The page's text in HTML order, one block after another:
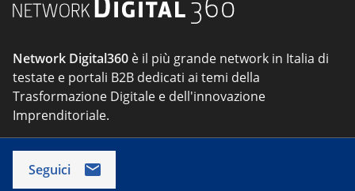
Network Digital360 è il più grande network in Italia di
testate e portali B2B dedicati ai temi della
Trasformazione Digitale e dell'innovazione
Imprenditoriale.
Seguici